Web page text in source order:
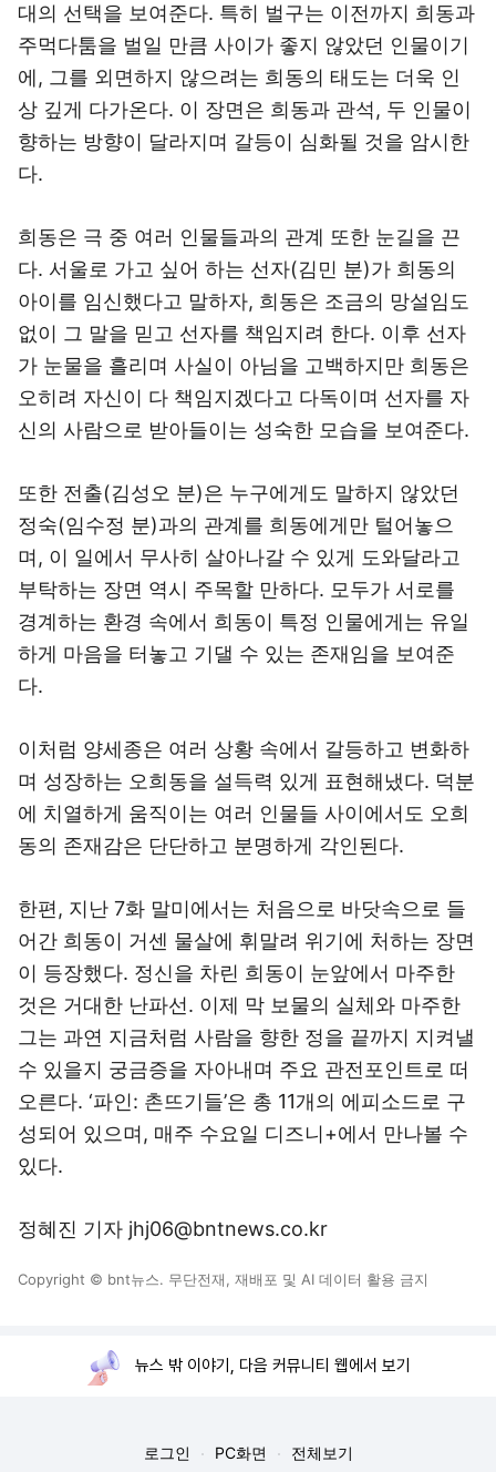
대의 선택을 보여준다. 특히 벌구는 이전까지 희동과
주먹다툼을 벌일 만큼 사이가 좋지 않았던 인물이기
에, 그를 외면하지 않으려는 희동의 태도는 더욱 인
상 깊게 다가온다. 이 장면은 희동과 관석, 두 인물이
향하는 방향이 달라지며 갈등이 심화될 것을 암시한
다.
희동은 극 중 여러 인물들과의 관계 또한 눈길을 끈
다. 서울로 가고 싶어 하는 선자(김민 분)가 희동의
아이를 임신했다고 말하자, 희동은 조금의 망설임도
없이 그 말을 믿고 선자를 책임지려 한다. 이후 선자
가 눈물을 흘리며 사실이 아님을 고백하지만 희동은
오히려 자신이 다 책임지겠다고 다독이며 선자를 자
신의 사람으로 받아들이는 성숙한 모습을 보여준다.
또한 전출(김성오 분)은 누구에게도 말하지 않았던
정숙(임수정 분)과의 관계를 희동에게만 털어놓으
며, 이 일에서 무사히 살아나갈 수 있게 도와달라고
부탁하는 장면 역시 주목할 만하다. 모두가 서로를
경계하는 환경 속에서 희동이 특정 인물에게는 유일
하게 마음을 터놓고 기댈 수 있는 존재임을 보여준
다.
이처럼 양세종은 여러 상황 속에서 갈등하고 변화하
며 성장하는 오희동을 설득력 있게 표현해냈다. 덕분
에 치열하게 움직이는 여러 인물들 사이에서도 오희
동의 존재감은 단단하고 분명하게 각인된다.
한편, 지난 7화 말미에서는 처음으로 바닷속으로 들
어간 희동이 거센 물살에 휘말려 위기에 처하는 장면
이 등장했다. 정신을 차린 희동이 눈앞에서 마주한
것은 거대한 난파선. 이제 막 보물의 실체와 마주한
그는 과연 지금처럼 사람을 향한 정을 끝까지 지켜낼
수 있을지 궁금증을 자아내며 주요 관전포인트로 떠
오른다. ‘파인: 촌뜨기들’은 총 11개의 에피소드로 구
성되어 있으며, 매주 수요일 디즈니+에서 만나볼 수
있다.
정혜진 기자 jhj06@bntnews.co.kr
Copyright © bnt뉴스. 무단전재, 재배포 및 AI 데이터 활용 금지
뉴스 밖 이야기, 다음 커뮤니티 웹에서 보기
로그인 PC화면 전체보기